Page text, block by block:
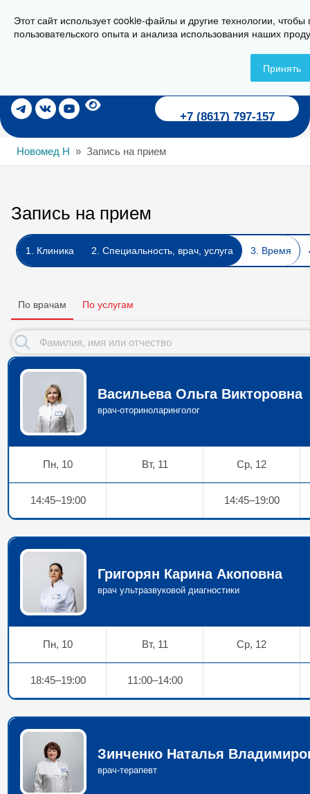
Этот сайт использует cookie-файлы и другие технологии,
пользовательского опыта и анализа использования наших
Принять
г. Новороссийск, ул. Пионерская, 23
Записаться на прием
+7 (8617) 797-157
Новомед Н Запись на прием
Запись на прием
1. Клиника 2. Специальность, врач, услуга 3. Время
По врачам По услугам
Васильева Ольга Викторовна
врач-оториноларинголог
Пн, 10 Вт, 11 Ср, 12
14:45–19:00 14:45–19:00
Григорян Карина Акоповна
врач ультразвуковой диагностики
Пн, 10 Вт, 11 Ср, 12
18:45–19:00 11:00–14:00
Зинченко Наталья
врач-терапевт